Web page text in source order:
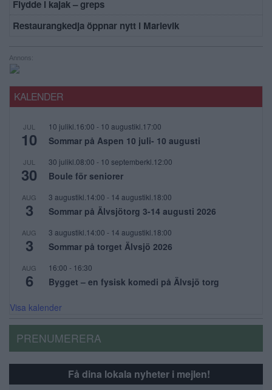
Flydde i kajak – greps
Restaurangkedja öppnar nytt i Marievik
Annons:
KALENDER
JUL
10
10 julikl.16:00 - 10 augustikl.17:00
Sommar på Aspen 10 juli- 10 augusti
JUL
30
30 julikl.08:00 - 10 septemberkl.12:00
Boule för seniorer
AUG
3
3 augustikl.14:00 - 14 augustikl.18:00
Sommar på Älvsjötorg 3-14 augusti 2026
AUG
3
3 augustikl.14:00 - 14 augustikl.18:00
Sommar på torget Älvsjö 2026
AUG
6
16:00 - 16:30
Bygget – en fysisk komedi på Älvsjö torg
Visa kalender
PRENUMERERA
Få dina lokala nyheter i mejlen!